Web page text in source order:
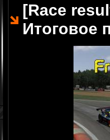
[Race
Итоговое